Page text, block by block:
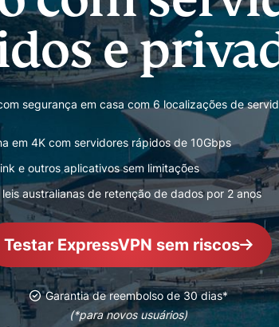
autenticação
multifator e
muito mais.
computação
confidencial
para
inteligência
voltada à
Identity
Poderosa suíte
de ferramentas
para proteção
de identidade,
monitoramento
e remoção de
dados.
e
segurança em casa com 6 localizações de
em 4K com servidores rápidos de 10Gbps
e outros aplicativos sem limitações
australianas de retenção de dados por 2 anos
Testar ExpressVPN sem riscos
Garantia de reembolso de 30 dias*
(*para novos usuários)